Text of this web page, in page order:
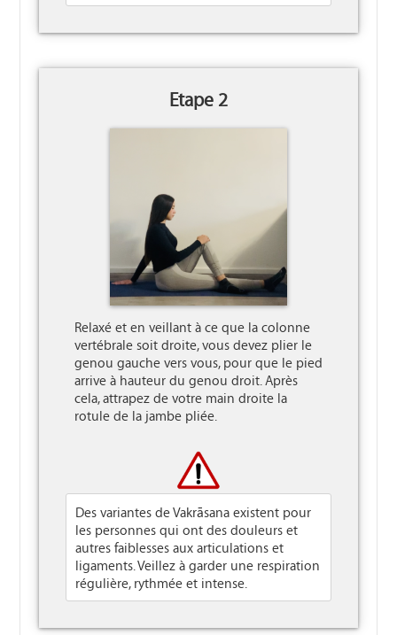
Etape 2
Relaxé et en veillant à ce que la colonne
vertébrale soit droite, vous devez plier le
genou gauche vers vous, pour que le pied
arrive à hauteur du genou droit. Après
cela, attrapez de votre main droite la
rotule de la jambe pliée.
Des variantes de Vakrāsana existent pour
les personnes qui ont des douleurs et
autres faiblesses aux articulations et
ligaments. Veillez à garder une respiration
régulière, rythmée et intense.